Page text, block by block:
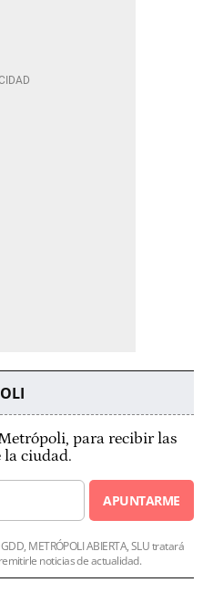
para recibir las
ciudad.
APUNTARME
METRÓPOLI ABIERTA, SLU tratará
noticias de actualidad.